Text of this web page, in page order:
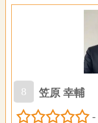
8
笠原 幸輔
-